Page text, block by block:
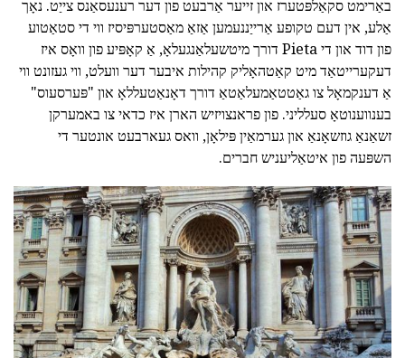
באַרימט סקאַלפּטערז און זייער אַרבעט פון דער רענעסאַנס צייַט. נאָך
אַלע, אין דעם טקופע אַרייַננעמען אַזאַ מאַסטערפּיסיז ווי די סטאַטוע
פון דוד און די Pieta דורך מיטשעלאַנגעלאָ, אַ קאָפּיע פון וואָס איז
דעקערייטאַד מיט קאַטהאָליק קהילות איבער דער וועלט, ווי געזונט ווי
אַ דענקמאָל צו גאַטטאַמעלאַטאַ דורך דאָנאַטעללאָ און "פּערסעוס"
בענווענוטאָ סעלליני. פון פראנצויזיש הארן איז כדאי צו באמערקן
זשאַנאַ גוזשאָנאַ און גערמאַין פּילאָן, וואס געארבעט אונטער די
השפּעה פון איטאַליעניש חברים.